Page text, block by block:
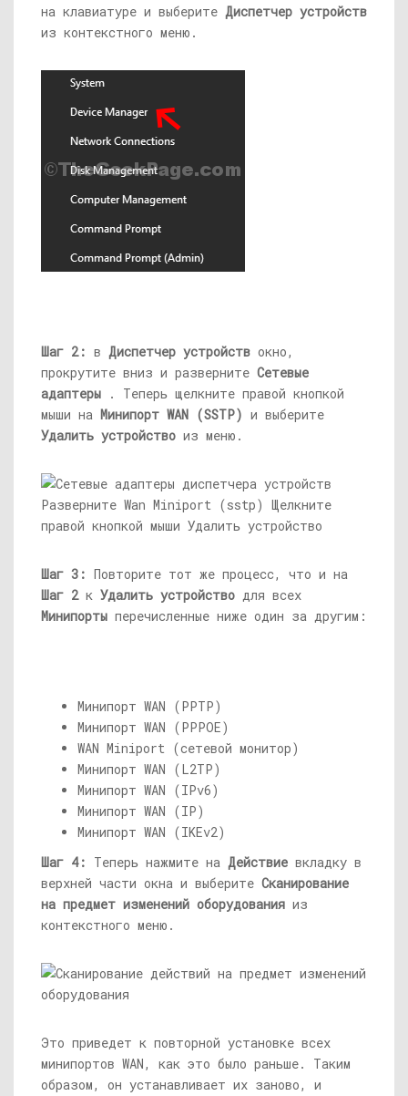
на клавиатуре и выберите Диспетчер устройств
из контекстного меню.
Шаг 2: в Диспетчер устройств окно,
прокрутите вниз и разверните Сетевые
адаптеры . Теперь щелкните правой кнопкой
мыши на Минипорт WAN (SSTP) и выберите
Удалить устройство из меню.
Шаг 3: Повторите тот же процесс, что и на
Шаг 2к Удалить устройство для всех
Минипорты перечисленные ниже один за другим:
Минипорт WAN (PPTP)
Минипорт WAN (PPPOE)
WAN Miniport (сетевой монитор)
Минипорт WAN (L2TP)
Минипорт WAN (IPv6)
Минипорт WAN (IP)
Минипорт WAN (IKEv2)
Шаг 4: Теперь нажмите на Действие вкладку в
верхней части окна и выберите Сканирование
на предмет изменений оборудования из
контекстного меню.
Это приведет к повторной установке всех
минипортов WAN, как это было раньше. Таким
образом, он устанавливает их заново, и